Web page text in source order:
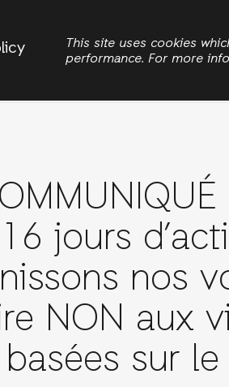
This site uses cookies
performance. For more
16 jours
nos
NON aux
basées sur le